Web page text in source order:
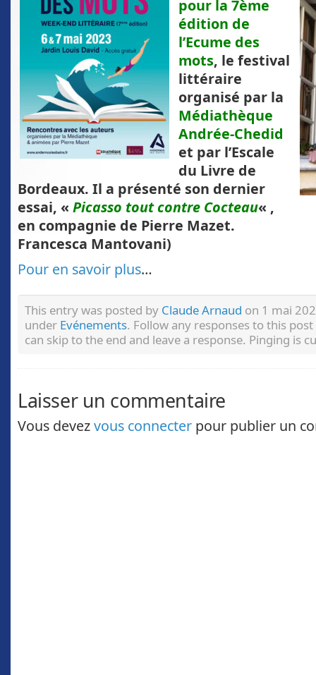
pour la 7ème
édition de
l’Ecume des
mots, le festival
littéraire
organisé par la
Médiathèque
Andrée-Chedid
et par l’Escale
du Livre de
Bordeaux. Il a présenté son dernier
essai, «Picasso tout contre Cocteau« ,
en compagnie de Pierre Mazet.
Francesca Mantovani)
Pour en savoir plus…
This entry was posted by Claude Arnaud on 1 mai
under Evénements. Follow any responses to this
can skip to the end and leave a response. Pinging is
Laisser un commentaire
Vous devezvous connecter pour publier un